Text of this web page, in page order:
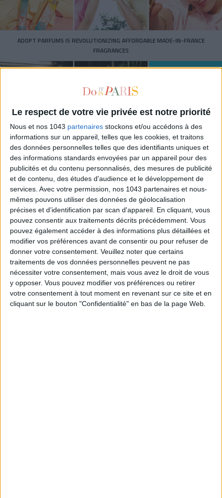
Le respect de votre vie privée est notre priorité
Nous et nos 1043 partenaires stockons et/ou accédons à des
informations sur un appareil, telles que les cookies, et traitons
des données personnelles telles que des identifiants uniques et
des informations standards envoyées par un appareil pour des
publicités et du contenu personnalisés, des mesures de publicité
et de contenu, des études d'audience et le développement de
services. Avec votre permission, nos 1043 partenaires et nous-
mêmes pouvons utiliser des données de géolocalisation
précises et d’identification par scan d'appareil. En cliquant, vous
pouvez consentir aux traitements décrits précédemment. Vous
pouvez également accéder à des informations plus détaillées et
modifier vos préférences avant de consentir ou pour refuser de
donner votre consentement. Veuillez noter que certains
traitements de vos données personnelles peuvent ne pas
nécessiter votre consentement, mais vous avez le droit de vous
y opposer. Vous pouvez modifier vos préférences ou retirer
votre consentement à tout moment en revenant sur ce site et en
cliquant sur le bouton "Confidentialité" en bas de la page Web.
ADOPT PARFUMS IS REVOLUTIONIZING AFFORDABLE MADE-IN-FRANCE
FRAGRANCES
15 IDEAS FOR ENJOYING AUGUST IN PARIS
SPF 50 SUNSCREENS YOU'LL ACTUALLY WANT TO SLATHER ON